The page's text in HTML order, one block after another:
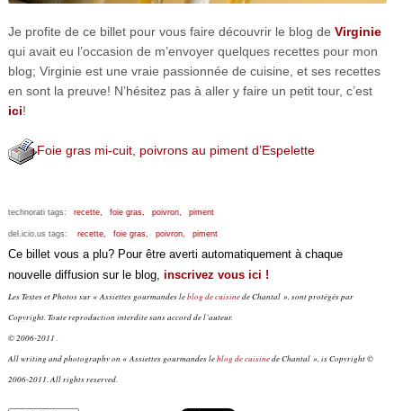
Je profite de ce billet pour vous faire découvrir le blog de Virginie
qui avait eu l’occasion de m’envoyer quelques recettes pour mon
blog; Virginie est une vraie passionnée de cuisine, et ses recettes
en sont la preuve! N’hésitez pas à aller y faire un petit tour, c’est
ici!
Foie gras mi-cuit, poivrons au piment d’Espelette
technorati tags: recette, foie gras, poivron, piment
del.icio.us tags: recette, foie gras, poivron, piment
Ce billet vous a plu? Pour être averti automatiquement à chaque
nouvelle diffusion sur le blog, inscrivez vous ici !
Les Textes et Photos sur « Assiettes gourmandes leblog de cuisinede Chantal », sont protégés par
Copyright. Toute reproduction interdite sans accord de l’auteur.
© 2006-2011 .
All writing and photography on « Assiettes gourmandes leblog de cuisinede Chantal », is Copyright ©
2006-2011. All rights reserved.